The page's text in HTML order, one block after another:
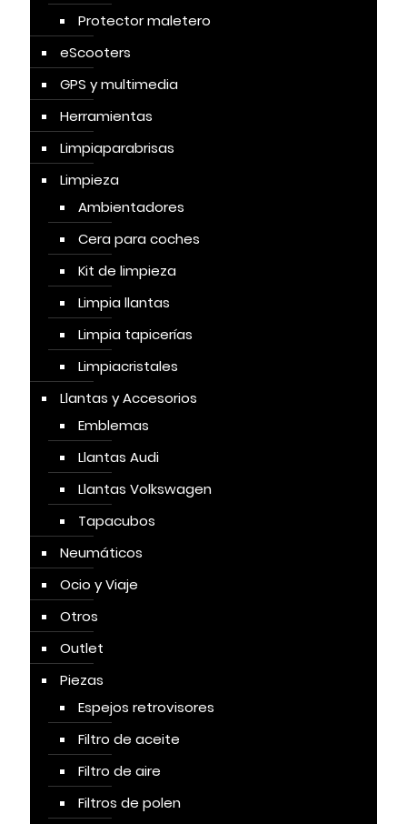
Protector maletero
eScooters
GPS y multimedia
Herramientas
Limpiaparabrisas
Limpieza
Ambientadores
Cera para coches
Kit de limpieza
Limpia llantas
Limpia tapicerías
Limpiacristales
Llantas y Accesorios
Emblemas
Llantas Audi
Llantas Volkswagen
Tapacubos
Neumáticos
Ocio y Viaje
Otros
Outlet
Piezas
Espejos retrovisores
Filtro de aceite
Filtro de aire
Filtros de polen